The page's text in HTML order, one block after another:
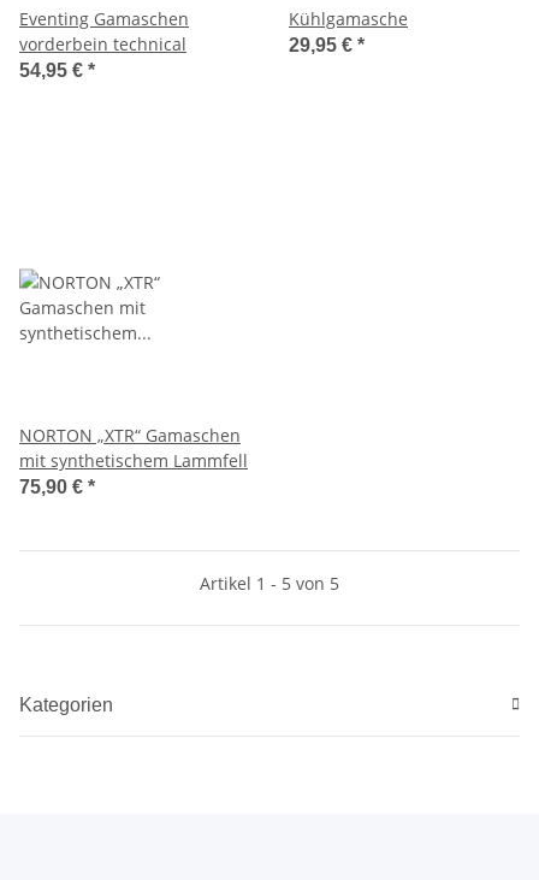
Eventing Gamaschen
vorderbein technical
54,95 € *
Kühlgamasche
29,95 € *
NORTON „XTR“ Gamaschen
mit synthetischem Lammfell
75,90 € *
Artikel 1 - 5 von 5
Kategorien